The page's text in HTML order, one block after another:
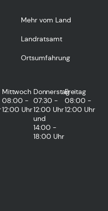
Mehr vom Land
Landratsamt
Ortsumfahrung
Mittwoch
08:00 -
12:00 Uhr
Donnerstag
07:30 -
12:00 Uhr
und
14:00 -
18:00 Uhr
Freitag
08:00 -
12:00 Uhr